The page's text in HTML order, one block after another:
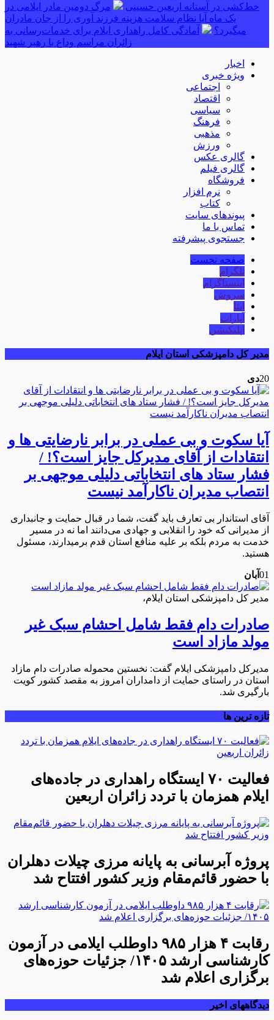
خط‌کشی در آستانه اربعین حسینی
مرگ دومین مادر ایلامی در
یک ماه آیا نظام سلامت هزینه فرزند آوری را از جان مادران
میگیرد؟
آمادگی کامل راهداری ایلام برای خدمات‌رسانی به
زائران مراسم وداع با رهبر شهید
اخبار
ویژه خبری
اجتماعی
اقتصاد
سیاسی
فرهنگ
مذهبی
ورزش
گالری عکس
گالری فیلم
فروشگاه
نرم افزار
کتاب
پیوندهای سایت
تماس با ما
جستجوی پیشرفته
صفحه نخست
تلگرام
اینستاگرام
سروش
ایتا
آپارات
اپلیکیشن
مدیر کل دامپزشکی استان ایلام
20دی
آیا سکوت و بی عملی در برابر نارضایتی ها و
انتقادات از آقای مدیرکل جایز است؟! /
فشار ستاد های انتخاباتی دلیلی موجهی بر
انتصاب مدیران ناکارآمد نیست
آقای استاندار بی تعارف باید گفت، شما در قبال حمایت و جانبداری
از مدیرانی که خود را انقلابی و جهادی می‌دانند اما نه در مسیر
خدمت به مردم بلکه بر علیه منافع استان قدم برمیدارند، مسئول
هستید.
01 آبان
مدیر کل دامپزشکی استان ایلام،
صادرات دام فقط شامل احشام سبک غیر
مولد مازاد است
مدیرکل دامپزشکی ایلام گفت: نخستین محموله صادرات دام مازاد
استان در راستای حمایت از دامداران امروز به مقصد کشور کویت
بارگیری شد.
تازه ترین ها
فعالیت ۷۰ ایستگاه راهداری در جاده‌های
ایلام همزمان با تردد زائران اربعین
پروژه آبرسانی به پایانه مرزی چیلات دهلران
با حضور قائم‌مقام وزیر کشور افتتاح شد
رقابت ۴ هزار ۹۸۵ داوطلب ایلامی در آزمون
کارشناسی ارشد ۱۴۰۵/ جزئیات حوزه‌های
برگزاری اعلام شد
دیدگاههای اخیر